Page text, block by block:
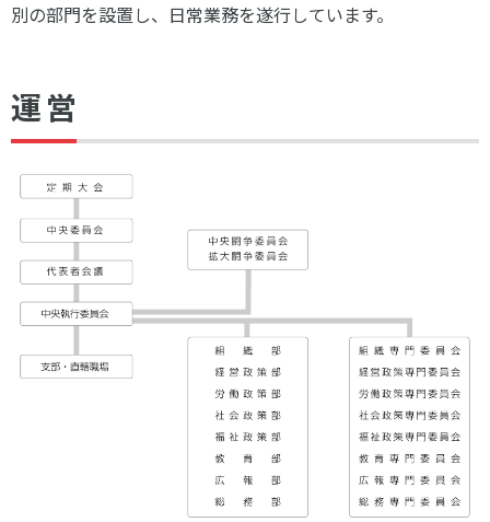
別の部門を設置し、日常業務を遂行しています。
運営